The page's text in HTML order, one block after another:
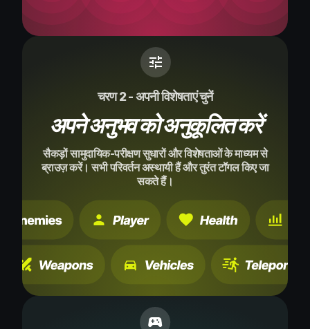
चरण 2 - अपनी विशेषताएं चुनें
अपने अनुभव को अनुकूलित करें
सैकड़ों सामुदायिक-परीक्षण सुधारों और विशेषताओं के माध्यम से
ब्राउज़ करें। सभी परिवर्तन अस्थायी हैं और तुरंत टॉगल किए जा
सकते हैं।